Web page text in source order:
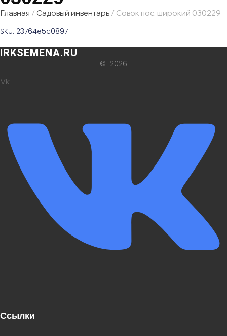
Главная / Садовый инвентарь / Совок пос. широкий 030229
SKU: 23764e5c0897
IRKSEMENA.RU
© 2026
Vk
Ссылки